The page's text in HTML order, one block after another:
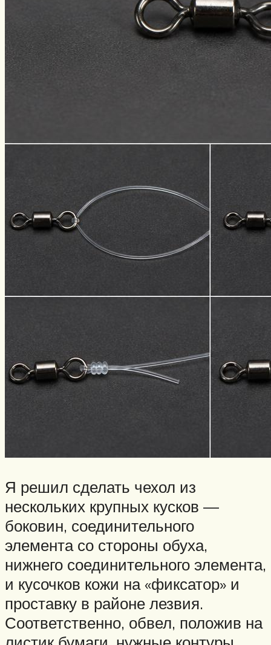
Я решил сделать чехол из
нескольких крупных кусков —
боковин, соединительного
элемента со стороны обуха,
нижнего соединительного элемента,
и кусочков кожи на «фиксатор» и
проставку в районе лезвия.
Соответственно, обвел, положив на